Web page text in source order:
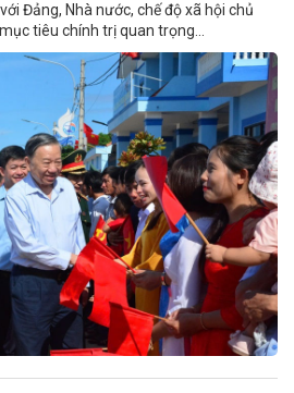
Đảng, Nhà nước, chế độ xã hội chủ
tiêu chính trị quan trọng...